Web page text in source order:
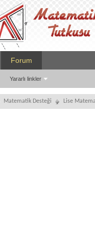
Forum
Yararlı linkler
Matematik Desteği Lise